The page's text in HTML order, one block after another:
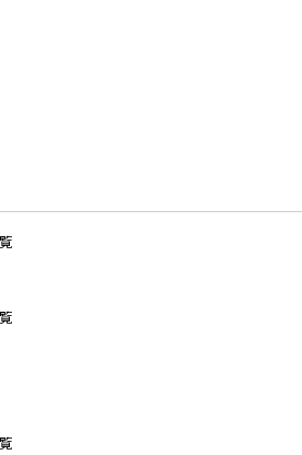
仙台]
各駅停車]
～成田]
上線「青砥」駅徒歩8分の駅近プロ
線「京成立石」駅徒歩1...
ンを
ア(14)
市(4)